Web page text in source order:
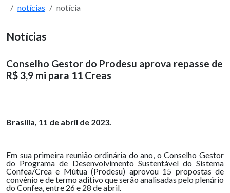
notícias notícia
Notícias
Conselho Gestor do Prodesu aprova repasse de
R$ 3,9 mi para 11 Creas
Brasília, 11 de abril de 2023.
Em sua primeira reunião ordinária do ano, o Conselho Gestor
do Programa de Desenvolvimento Sustentável do Sistema
Confea/Crea e Mútua (Prodesu) aprovou 15 propostas de
convênio e de termo aditivo que serão analisadas pelo plenário
do Confea, entre 26 e 28 de abril.